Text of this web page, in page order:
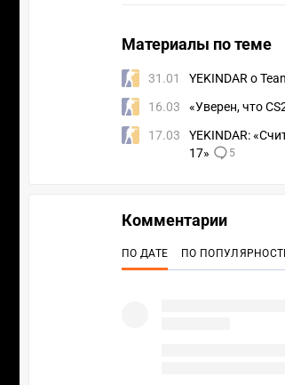
Материалы по теме
31.01 YEKINDAR о
16.03 «Уверен, что
17.03
YEKINDAR:
17»
5
Комментарии
ПО ДАТЕ ПО